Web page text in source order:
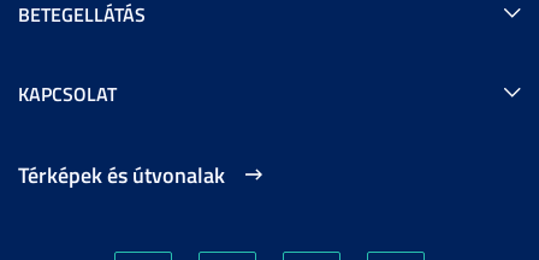
BETEGELLÁTÁS
KAPCSOLAT
Térképek és útvonalak